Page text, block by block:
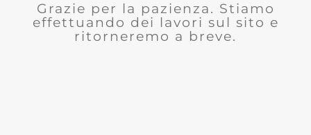
Grazie per la pazienza. Stiamo
effettuando dei lavori sul sito e
ritorneremo a breve.